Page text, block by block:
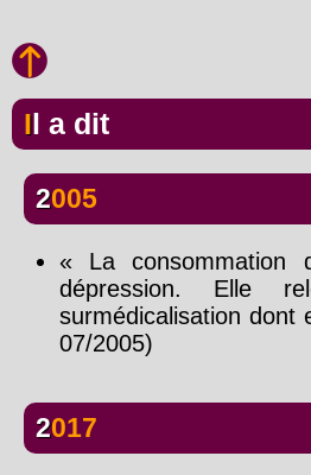
Il a dit
2005
« La
dépression. Elle
surmédicalisation dont
07/2005)
2017